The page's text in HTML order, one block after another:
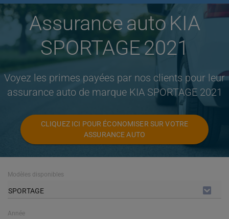
Assurance auto KIA
SPORTAGE 2021
Voyez les primes payées par nos clients pour leur
assurance auto de marque KIA SPORTAGE 2021
CLIQUEZ ICI POUR ÉCONOMISER SUR VOTRE
ASSURANCE AUTO
Modèles disponibles
SPORTAGE
Année